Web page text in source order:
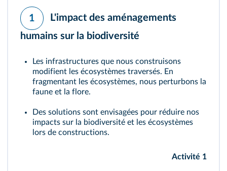
1
L'impact des aménagements
humains sur la biodiversité
Les infrastructures que nous construisons
modifient les écosystèmes traversés. En
fragmentant les écosystèmes, nous perturbons la
faune et la flore.
Des solutions sont envisagées pour réduire nos
impacts sur la biodiversité et les écosystèmes
lors de constructions.
Activité 1